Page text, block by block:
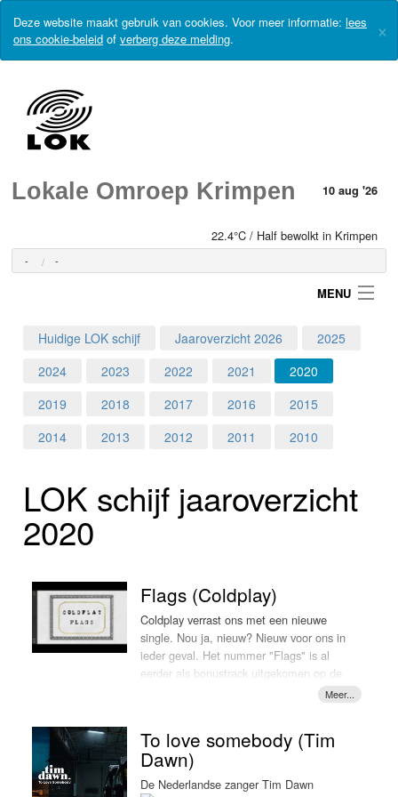
Deze website maakt gebruik van cookies. Voor meer informatie: lees
ons cookie-beleid of verberg deze melding. ×
Lokale Omroep Krimpen 10 aug '26
22.4°C / Half bewolkt in Krimpen
- -
MENU
Home
Programma's
Nieuws
Foto's
Webcam
Huidige LOK schijf Jaaroverzicht 2026
2025
2024
2023 2022 2021
2020
2019
2018 2017 2016
2015
2014
2013 2012 2011 2010
LOK schijf jaar­over­zicht
2020
Flags (Coldplay)
Coldplay verrast ons met een nieuwe
single. Nou ja, nieuw? Nieuw voor ons in
ieder geval. Het nummer "Flags" is al
eerder als bonustrack uitgekomen op de
Japanse versie van het album "Everyday
Life"
To love somebody (Tim
Dawn)
De Nederlandse zanger Tim Dawn